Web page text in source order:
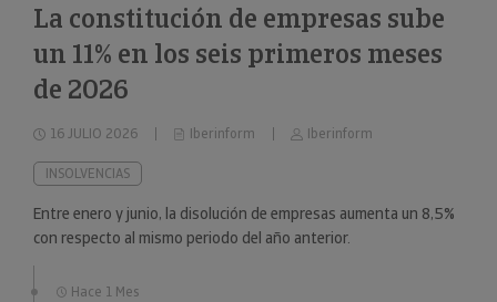
La constitución de empresas sube
un 11% en los seis primeros meses
de 2026
16 JULIO 2026 Iberinform Iberinform
INSOLVENCIAS
Entre enero y junio, la disolución de empresas aumenta un 8,5%
con respecto al mismo periodo del año anterior.
Hace 1 Mes